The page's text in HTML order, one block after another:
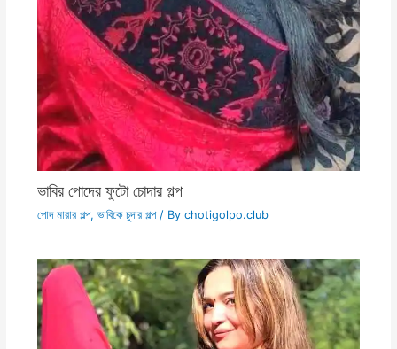
ভাবির পোদের ফুটো চোদার গল্প
পোদ মারার গল্প, ভাবিকে চুদার গল্প/ By chotigolpo.club